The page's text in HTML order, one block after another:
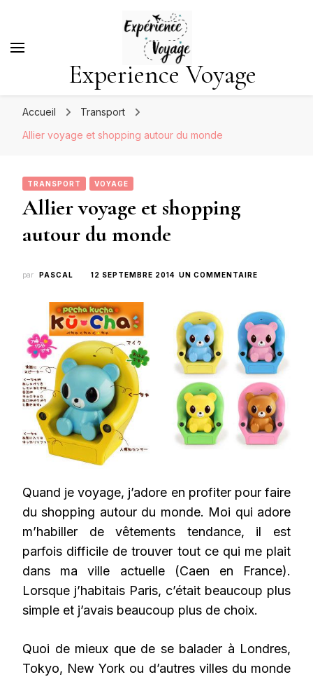
Experience Voyage
Accueil
Transport
Allier voyage et shopping autour du monde
TRANSPORT VOYAGE
Allier voyage et shopping
autour du monde
par PASCAL 12 SEPTEMBRE 2014 UN COMMENTAIRE
ET
SHOPPING
AUTOUR
DU
MONDE
Quand je voyage, j’adore en profiter pour faire
du shopping autour du monde. Moi qui adore
m’habiller de vêtements tendance, il est
parfois difficile de trouver tout ce qui me plait
dans ma ville actuelle (Caen en France).
Lorsque j’habitais Paris, c’était beaucoup plus
simple et j’avais beaucoup plus de choix.
Quoi de mieux que de se balader à Londres,
Tokyo, New York ou d’autres villes du monde